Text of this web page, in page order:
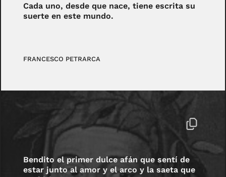
Cada uno, desde que nace, tiene escrita su
suerte en este mundo.
FRANCESCO PETRARCA
Bendito el primer dulce afán que sentí de
estar junto al amor y el arco y la saeta que